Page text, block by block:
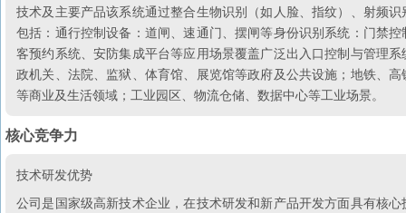
技术及主要产品该系统通过整合生物识别（如人脸、指纹）、射频
包括：通行控制设备：道闸、速通门、摆闸等身份识别系统：门禁
客预约系统、安防集成平台等应用场景覆盖广泛出入口控制与管理
政机关、法院、监狱、体育馆、展览馆等政府及公共设施；地铁、
等商业及生活领域；工业园区、物流仓储、数据中心等工业场景。
核心竞争力
技术研发优势
公司是国家级高新技术企业，在技术研发和新产品开发方面具有核